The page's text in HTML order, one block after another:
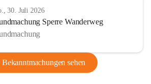
30. Juli 2026
Sperre Wanderweg
sehen